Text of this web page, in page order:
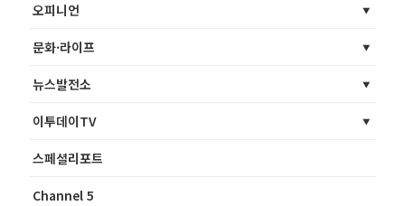
오피니언
문화·라이프
뉴스발전소
이투데이TV
스페셜리포트
Channel 5